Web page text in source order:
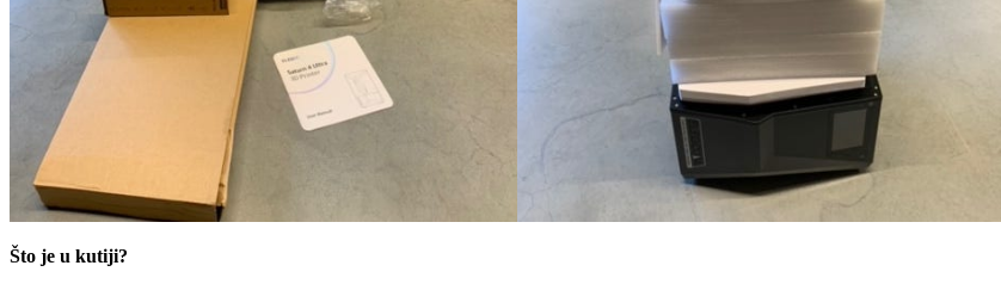
Što je u kutiji?